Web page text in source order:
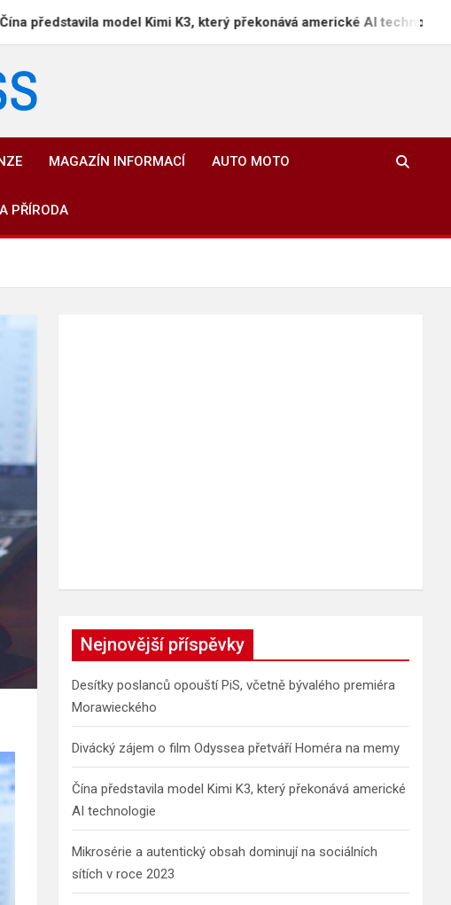
model Kimi K3, který překonává americké AI technologie
MAGAZÍN INFORMACÍ AUTO MOTO
PŘÍRODA
Nejnovější příspěvky
Desítky poslanců opouští PiS, včetně bývalého premiéra
Morawieckého
Divácký zájem o film Odyssea přetváří Homéra na memy
Čína představila model Kimi K3, který překonává americké
AI technologie
Mikrosérie a autentický obsah dominují na sociálních
sítích v roce 2023